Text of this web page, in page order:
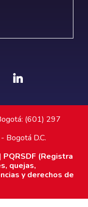
(601) 297
Bogotá D.C.
| PQRSDF (Registra
quejas,
y derechos de